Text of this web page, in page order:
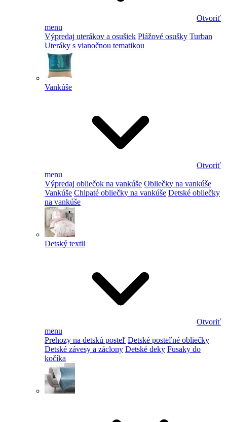
Otvoriť
menu
Výpredaj uterákov a osušiek Plážové osušky Turban
Uteráky s vianočnou tematikou
Vankúše
Otvoriť
menu
Výpredaj obliečok na vankúše Obliečky na vankúše
Vankúše Chlpaté obliečky na vankúše Detské obliečky
na vankúše
Detský textil
Otvoriť
menu
Prehozy na detskú posteľ Detské posteľné obliečky
Detské závesy a záclony Detské deky Fusaky do
kočíka